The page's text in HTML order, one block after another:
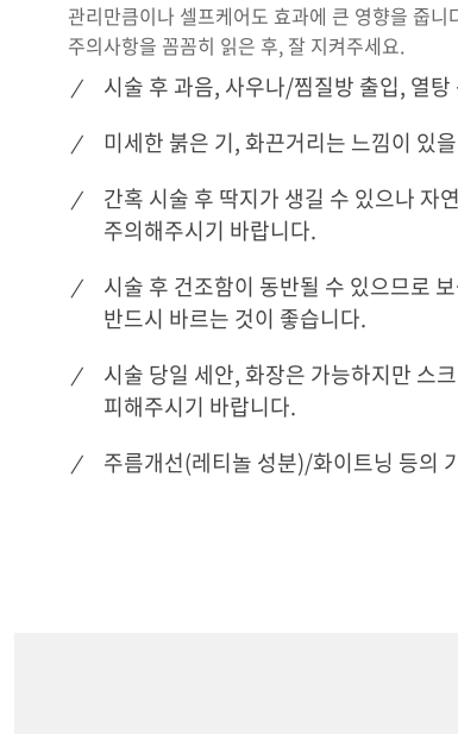
관리만큼이나 셀프케어도 효과에 큰 영향을 줍니
주의사항을 꼼꼼히 읽은 후, 잘 지켜주세요.
시술 후 과음, 사우나/찜질방 출입, 열
미세한 붉은 기, 화끈거리는 느낌이 있
간혹 시술 후 딱지가 생길 수 있으나 자
주의해주시기 바랍니다.
시술 후 건조함이 동반될 수 있으므로
반드시 바르는 것이 좋습니다.
시술 당일 세안, 화장은 가능하지만 스
피해주시기 바랍니다.
주름개선(레티놀 성분)/화이트닝 등의